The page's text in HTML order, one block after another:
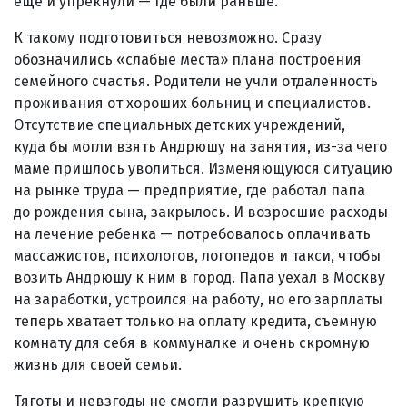
К такому подготовиться невозможно. Сразу
обозначились «слабые места» плана построения
семейного счастья. Родители не учли отдаленность
проживания от хороших больниц и специалистов.
Отсутствие специальных детских учреждений,
куда бы могли взять Андрюшу на занятия, из-за чего
маме пришлось уволиться. Изменяющуюся ситуацию
на рынке труда — предприятие, где работал папа
до рождения сына, закрылось. И возросшие расходы
на лечение ребенка — потребовалось оплачивать
массажистов, психологов, логопедов и такси, чтобы
возить Андрюшу к ним в город. Папа уехал в Москву
на заработки, устроился на работу, но его зарплаты
теперь хватает только на оплату кредита, съемную
комнату для себя в коммуналке и очень скромную
жизнь для своей семьи.
Тяготы и невзгоды не смогли разрушить крепкую